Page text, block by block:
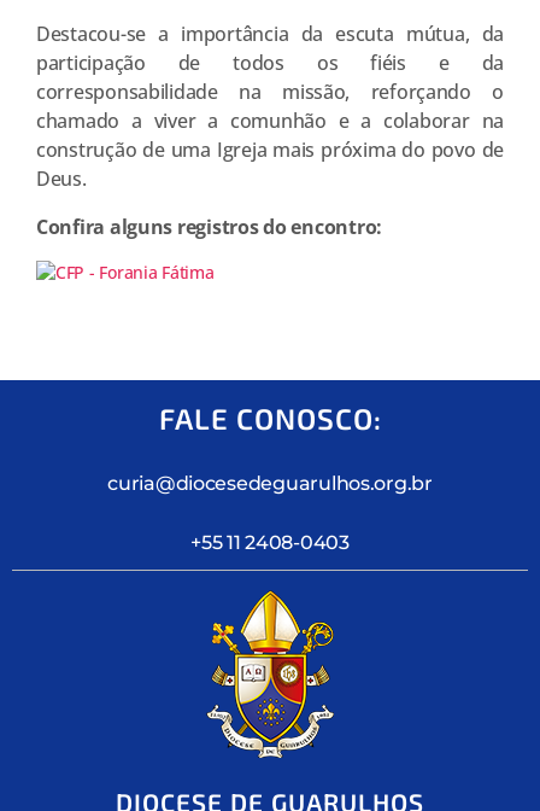
Destacou-se a importância da escuta mútua, da
participação de todos os fiéis e da
corresponsabilidade na missão, reforçando o
chamado a viver a comunhão e a colaborar na
construção de uma Igreja mais próxima do povo de
Deus.
Confira alguns registros do encontro:
FALE CONOSCO:
curia@diocesedeguarulhos.org.br
+55 11 2408-0403
DIOCESE DE GUARULHOS